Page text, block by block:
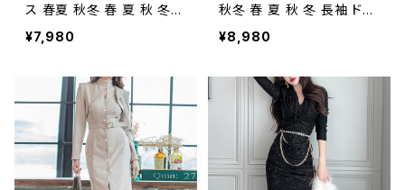
ス 春夏 秋冬 春 夏 秋 冬
黒 白 ドレスワンピース ドレ
ス タイトワンピース 5分袖
レース タイトドレス 総レー
ス ワンピドレス ミモレ丈ワ
ンピース OL きれいめ タイ
ト ドレスワンピース お呼ば
れ 韓国 ファッション オフィ
スカジュアル 韓国風 キャバ
¥7,980
秋冬 春 夏 秋 冬 長袖 ドレ
ス フレアワンピース ミディ
アムワンピース ロング ワン
Aライン ドレスワンピース
ロングワンピース フォーマ
ル クラシカル エレガント カ
ジュアルワンピ ネイビー オ
フィスカジュアル お呼ばれ
結婚式 パーティードレス オ
¥8,980